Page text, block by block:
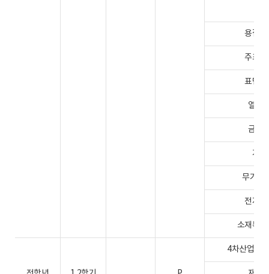
용접
주조
표면
열처
금속
기
무기재
전자
소재특
4차산업혁